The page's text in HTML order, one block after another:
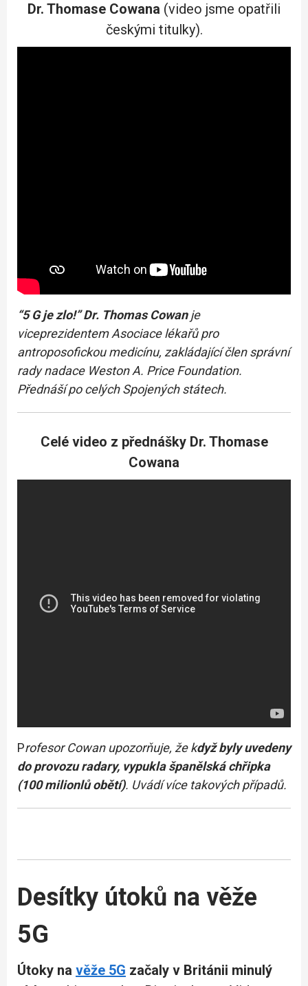
Dr. Thomase Cowana (video jsme opatřili
českými titulky).
“5 G je zlo!” Dr. Thomas Cowanje
viceprezidentem Asociace lékařů pro
antroposofickou medicínu, zakládající člen správní
rady nadace Weston A. Price Foundation.
Přednáší po celých Spojených státech.
Celé video z přednášky Dr. Thomase
Cowana
Profesor Cowan upozorňuje, že když byly uvedeny
do provozu radary, vypukla španělská chřipka
(100 milionlů obětí). Uvádí více takových případů.
Desítky útoků na věže
5G
Útoky na věže 5G začaly v Británii minulý